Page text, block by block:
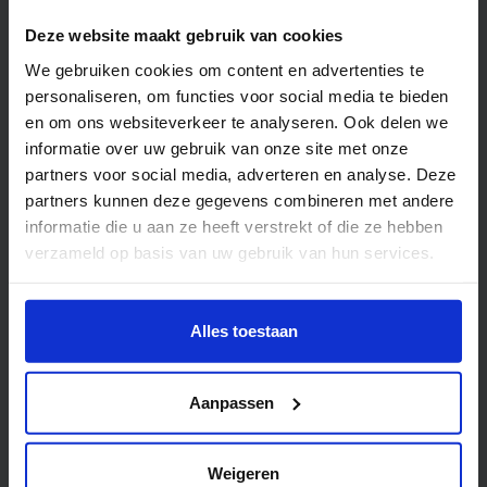
Deze website maakt gebruik van cookies
We gebruiken cookies om content en advertenties te
personaliseren, om functies voor social media te bieden
en om ons websiteverkeer te analyseren. Ook delen we
informatie over uw gebruik van onze site met onze
partners voor social media, adverteren en analyse. Deze
partners kunnen deze gegevens combineren met andere
informatie die u aan ze heeft verstrekt of die ze hebben
verzameld op basis van uw gebruik van hun services.
Wil je meer weten of de voorkeur aanpassen, bekijk dan
https://www.hku.nl/privacy-statement-en-
Alles toestaan
Aanpassen
Weigeren
Werkplaats
Decorwerkplaats